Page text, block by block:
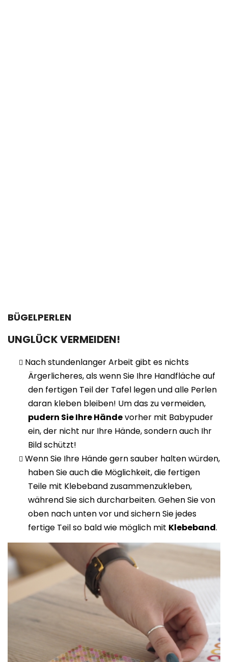
BÜGELPERLEN
UNGLÜCK VERMEIDEN!
Nach stundenlanger Arbeit gibt es nichts
Ärgerlicheres, als wenn Sie Ihre Handfläche auf
den fertigen Teil der Tafel legen und alle Perlen
daran kleben bleiben! Um das zu vermeiden,
pudern Sie Ihre Händevorher mit Babypuder
ein, der nicht nur Ihre Hände, sondern auch Ihr
Bild schützt!
Wenn Sie Ihre Hände gern sauber halten würden,
haben Sie auch die Möglichkeit, die fertigen
Teile mit Klebeband zusammenzukleben,
während Sie sich durcharbeiten. Gehen Sie von
oben nach unten vor und sichern Sie jedes
fertige Teil so bald wie möglich mit Klebeband.